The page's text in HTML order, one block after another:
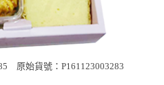
原始貨號：P161123003283